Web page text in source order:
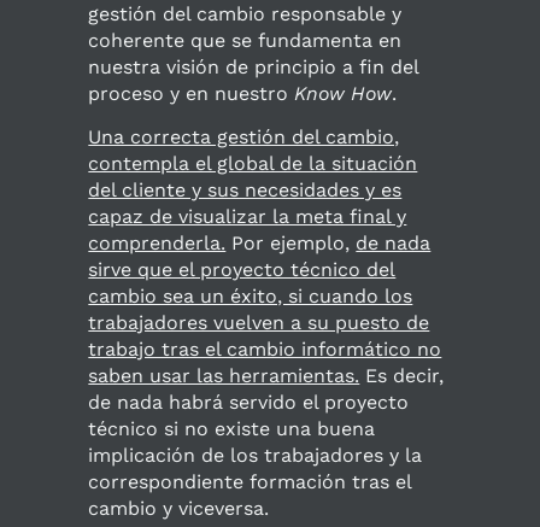
gestión del cambio responsable y
coherente que se fundamenta en
nuestra visión de principio a fin del
proceso y en nuestro Know How.
Una correcta gestión del cambio,
contempla el global de la situación
del cliente y sus necesidades y es
capaz de visualizar la meta final y
comprenderla. Por ejemplo, de nada
sirve que el proyecto técnico del
cambio sea un éxito, si cuando los
trabajadores vuelven a su puesto de
trabajo tras el cambio informático no
saben usar las herramientas. Es decir,
de nada habrá servido el proyecto
técnico si no existe una buena
implicación de los trabajadores y la
correspondiente formación tras el
cambio y viceversa.